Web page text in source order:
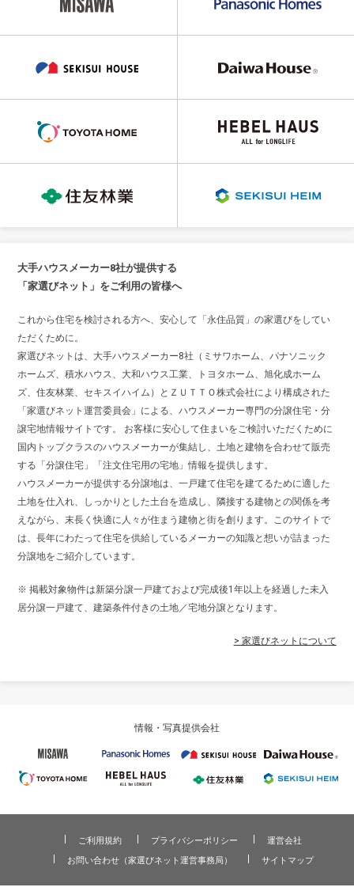
大手ハウスメーカー8社が提供する
「家選びネット」をご利用の皆様へ
これから住宅を検討される方へ、安心して「永住品質」の家選びをしてい
ただくために。
家選びネットは、大手ハウスメーカー8社（ミサワホーム、パナソニック
ホームズ、積水ハウス、大和ハウス工業、トヨタホーム、旭化成ホーム
ズ、住友林業、セキスイハイム）とＺＵＴＴＯ株式会社により構成された
「家選びネット運営委員会」による、ハウスメーカー専門の分譲住宅・分
譲宅地情報サイトです。 お客様に安心して住まいをご検討いただくために
国内トップクラスのハウスメーカーが集結し、土地と建物を合わせて販売
する「分譲住宅」「注文住宅用の宅地」情報を提供します。
ハウスメーカーが提供する分譲地は、一戸建て住宅を建てるために適した
土地を仕入れ、しっかりとした土台を造成し、隣接する建物との関係を考
えながら、末長く快適に人々が住まう建物と街を創ります。このサイトで
は、長年にわたって住宅を供給しているメーカーの知識と想いが詰まった
分譲地をご紹介しています。
※ 掲載対象物件は新築分譲一戸建ておよび完成後1年以上を経過した未入
居分譲一戸建て、建築条件付きの土地／宅地分譲となります。
> 家選びネットについて
情報・写真提供会社
ご利用規約 プライバシーポリシー
運営会社
お問い合わせ（家選びネット運営事務局）
サイトマップ